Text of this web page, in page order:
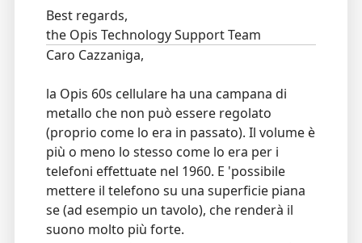
Best regards,
the Opis Technology Support Team
Caro Cazzaniga,
la Opis 60s cellulare ha una campana di
metallo che non può essere regolato
(proprio come lo era in passato). Il volume è
più o meno lo stesso come lo era per i
telefoni effettuate nel 1960. E 'possibile
mettere il telefono su una superficie piana
se (ad esempio un tavolo), che renderà il
suono molto più forte.